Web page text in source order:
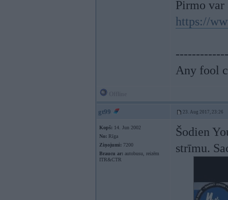
Pirmo var
https://
Any fool
gt99 23. Aug 2017, 23:26
Kopš: 14. Jun 2002
No: Rīga
Ziņojumi: 7200
Braucu ar: autobusu, reizēm
ITR&CTR
Šodien
strīmu.